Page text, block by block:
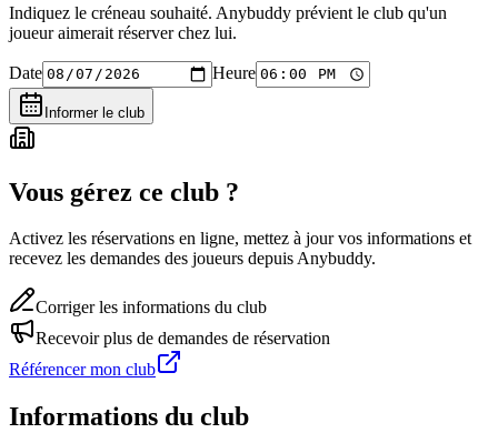
Indiquez le créneau souhaité. Anybuddy prévient le club qu'un
joueur aimerait réserver chez lui.
Date Heure
Informer le club
Vous gérez ce club ?
Activez les réservations en ligne, mettez à jour vos informations et
recevez les demandes des joueurs depuis Anybuddy.
Corriger les informations du club
Recevoir plus de demandes de réservation
Référencer mon club
Informations du club